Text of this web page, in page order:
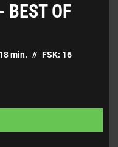
BEST OF
min. FSK: 16